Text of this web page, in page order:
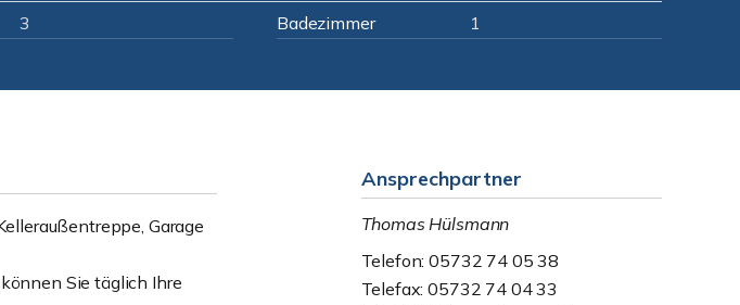
3 Badezimmer 1
Garage
Sie täglich Ihre
Ansprechpartner
Thomas Hülsmann
Telefon: 05732 74 05 38
Telefax: 05732 74 04 33